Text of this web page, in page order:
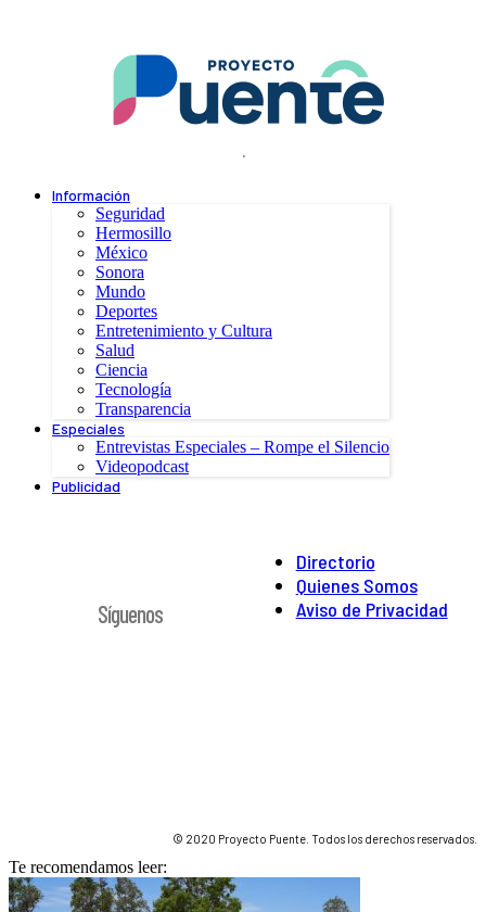
.
Información
Seguridad
Hermosillo
México
Sonora
Mundo
Deportes
Entretenimiento y Cultura
Salud
Ciencia
Tecnología
Transparencia
Especiales
Entrevistas Especiales – Rompe el Silencio
Videopodcast
Publicidad
Directorio
Quienes Somos
Aviso de Privacidad
Síguenos
© 2020 Proyecto Puente. Todos los derechos reservados.
Te recomendamos leer: